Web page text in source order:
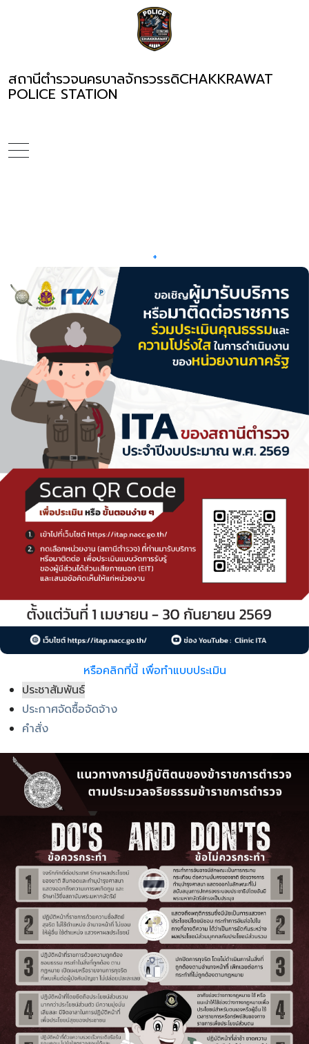
สถานีตำรวจนครบาลจักรวรรดิCHAKKRAWAT
POLICE STATION
+
หรือคลิกที่นี้ เพื่อทำแบบประเมิน
ประชาสัมพันธ์
ประกาศจัดซื้อจัดจ้าง
คำสั่ง